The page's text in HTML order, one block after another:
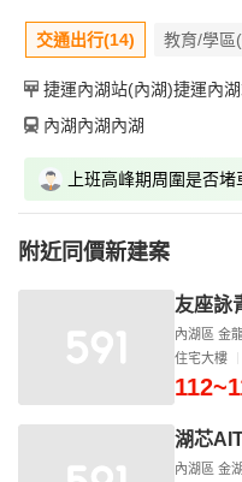
交通出行(14) 教育/學區
捷運內湖站(內湖)捷運內湖站(
內湖內湖內湖
上班高峰期周圍是否堵
附近同價新建案
友座詠
內湖區 金
住宅大樓
湖芯
內湖區 金